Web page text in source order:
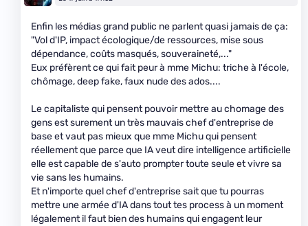
Enfin les médias grand public ne parlent quasi jamais de ça:
"Vol d'IP, impact écologique/de ressources, mise sous
dépendance, coûts masqués, souveraineté,..."
Eux préfèrent ce qui fait peur à mme Michu: triche à l'école,
chômage, deep fake, faux nude des ados....
Le capitaliste qui pensent pouvoir mettre au chomage des
gens est surement un très mauvais chef d'entreprise de
base et vaut pas mieux que mme Michu qui pensent
réellement que parce que IA veut dire intelligence artificielle
elle est capable de s'auto prompter toute seule et vivre sa
vie sans les humains.
Et n'importe quel chef d'entreprise sait que tu pourras
mettre une armée d'IA dans tout tes process à un moment
légalement il faut bien des humains qui engagent leur